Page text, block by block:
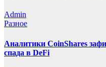
Admin
Разное
Аналитики CoinShares
спада в DeFi